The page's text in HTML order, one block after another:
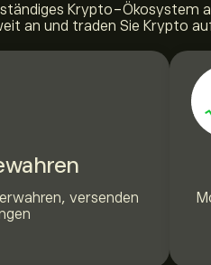
Krypto-Ökosystem
an und traden Sie Krypto
versenden